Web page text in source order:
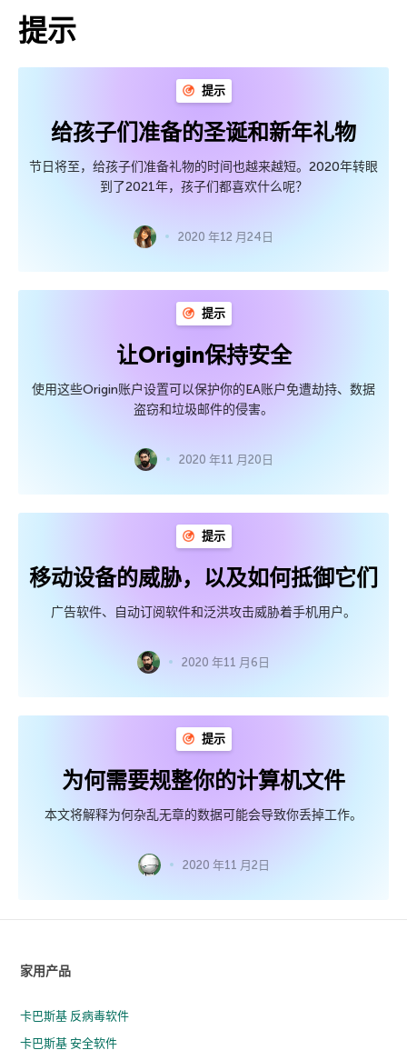
提示
提示
给孩子们准备的圣诞和新年礼物
节日将至，给孩子们准备礼物的时间也越来越短。2020年转眼
到了2021年，孩子们都喜欢什么呢？
2020 年12 月24日
提示
让Origin保持安全
使用这些Origin账户设置可以保护你的EA账户免遭劫持、数据
盗窃和垃圾邮件的侵害。
2020 年11 月20日
提示
移动设备的威胁，以及如何抵御它们
广告软件、自动订阅软件和泛洪攻击威胁着手机用户。
2020 年11 月6日
提示
为何需要规整你的计算机文件
本文将解释为何杂乱无章的数据可能会导致你丢掉工作。
2020 年11 月2日
家用产品
卡巴斯基 反病毒软件
卡巴斯基 安全软件